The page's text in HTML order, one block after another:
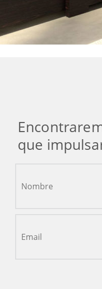
que